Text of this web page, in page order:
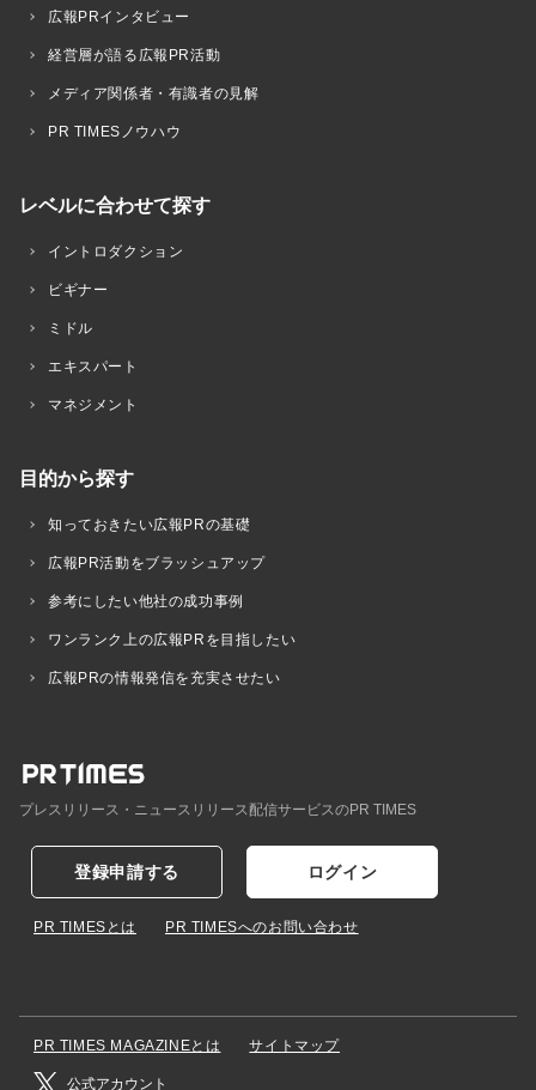
広報PRインタビュー
経営層が語る広報PR活動
メディア関係者・有識者の見解
PR TIMESノウハウ
レベルに合わせて探す
イントロダクション
ビギナー
ミドル
エキスパート
マネジメント
目的から探す
知っておきたい広報PRの基礎
広報PR活動をブラッシュアップ
参考にしたい他社の成功事例
ワンランク上の広報PRを目指したい
広報PRの情報発信を充実させたい
プレスリリース・ニュースリリース配信サービスのPR TIMES
登録申請する ログイン
PR TIMESとは PR TIMESへのお問い合わせ
PR TIMES MAGAZINEとは サイトマップ
公式アカウント